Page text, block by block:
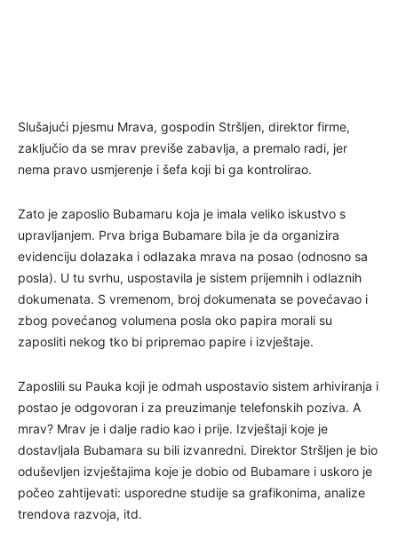
Slušajući pjesmu Mrava, gospodin Stršljen, direktor firme,
zaključio da se mrav previše zabavlja, a premalo radi, jer
nema pravo usmjerenje i šefa koji bi ga kontrolirao.
Zato je zaposlio Bubamaru koja je imala veliko iskustvo s
upravljanjem. Prva briga Bubamare bila je da organizira
evidenciju dolazaka i odlazaka mrava na posao (odnosno sa
posla). U tu svrhu, uspostavila je sistem prijemnih i odlaznih
dokumenata. S vremenom, broj dokumenata se povećavao i
zbog povećanog volumena posla oko papira morali su
zaposliti nekog tko bi pripremao papire i izvještaje.
Zaposlili su Pauka koji je odmah uspostavio sistem arhiviranja i
postao je odgovoran i za preuzimanje telefonskih poziva. A
mrav? Mrav je i dalje radio kao i prije. Izvještaji koje je
dostavljala Bubamara su bili izvanredni. Direktor Stršljen je bio
oduševljen izvještajima koje je dobio od Bubamare i uskoro je
počeo zahtijevati: usporedne studije sa grafikonima, analize
trendova razvoja, itd.